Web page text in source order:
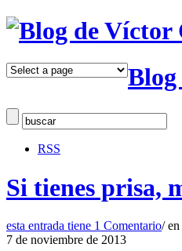
Blog
RSS
Si tienes prisa,
esta entrada tiene 1 Comentario/ en
7 de noviembre de 2013